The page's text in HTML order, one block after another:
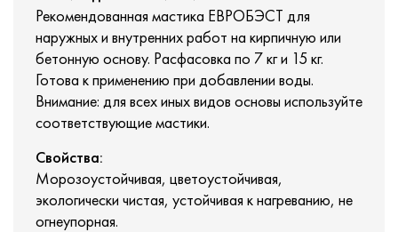
Рекомендованная мастика ЕВРОБЭСТ для
наружных и внутренних работ на кирпичную или
бетонную основу. Расфасовка по 7 кг и 15 кг.
Готова к применению при добавлении воды.
Внимание: для всех иных видов основы используйте
соответствующие мастики.
Свойства:
Морозоустойчивая, цветоустойчивая,
экологически чистая, устойчивая к нагреванию, не
огнеупорная.